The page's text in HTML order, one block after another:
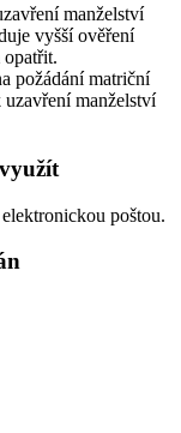
manželství
vyšší ověření
požádání matriční
manželství
poštou.